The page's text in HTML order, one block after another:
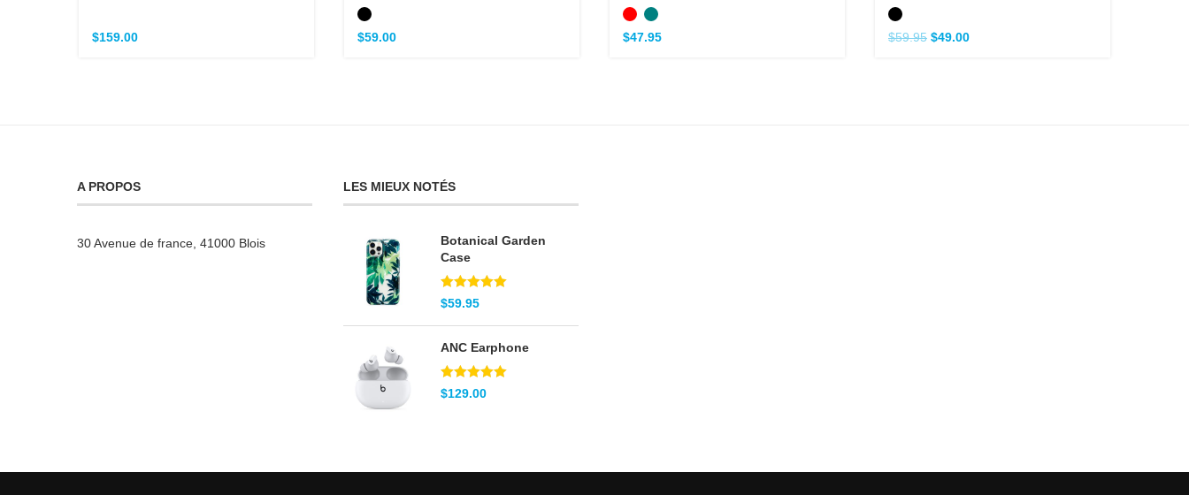
$159.00 $59.00 $47.95 $59.95 $49.00
A PROPOS
30 Avenue de france, 41000 Blois
LES MIEUX NOTÉS
Botanical Garden
Case
Note5.00
sur 5
$59.95
ANC Earphone
Note5.00
sur 5
$129.00